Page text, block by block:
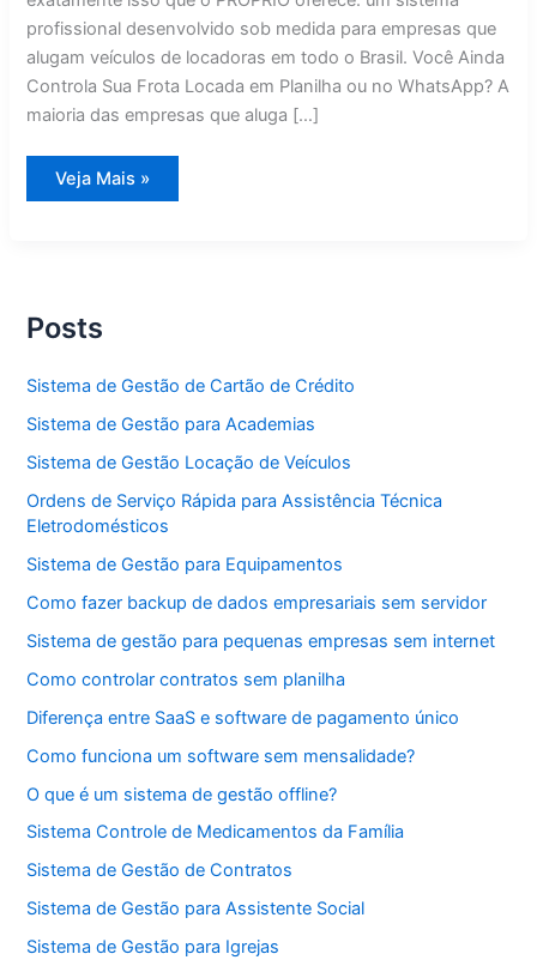
profissional desenvolvido sob medida para empresas que
alugam veículos de locadoras em todo o Brasil. Você Ainda
Controla Sua Frota Locada em Planilha ou no WhatsApp? A
maioria das empresas que aluga […]
Sistema
de
Veja Mais »
Posts
Sistema de Gestão de Cartão de Crédito
Sistema de Gestão para Academias
Sistema de Gestão Locação de Veículos
Ordens de Serviço Rápida para Assistência Técnica
Eletrodomésticos
Sistema de Gestão para Equipamentos
Como fazer backup de dados empresariais sem servidor
Sistema de gestão para pequenas empresas sem internet
Como controlar contratos sem planilha
Diferença entre SaaS e software de pagamento único
Como funciona um software sem mensalidade?
O que é um sistema de gestão offline?
Sistema Controle de Medicamentos da Família
Sistema de Gestão de Contratos
Sistema de Gestão para Assistente Social
Sistema de Gestão para Igrejas